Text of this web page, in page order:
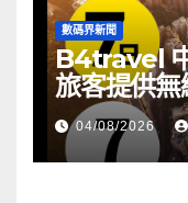
數碼界新聞
B4travel
旅客提供
04/08/2026